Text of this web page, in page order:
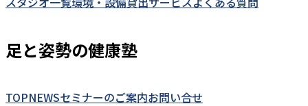
足と姿勢の健康塾
TOPNEWSセミナーのご案内お問い合せ